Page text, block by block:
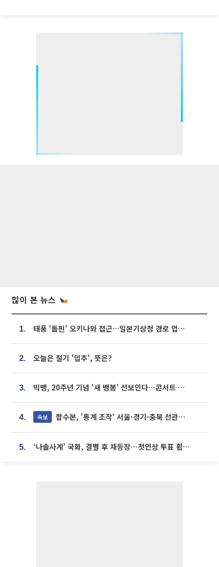
많이 본 뉴스
1. 태풍 '돌핀' 오키나와 접근…일본기상청 경로 업데이트
2. 오늘은 절기 '입추', 뜻은?
3. 빅뱅, 20주년 기념 '새 뱅봉' 선보인다⋯콘서트 앞두고 팝업 개최
4. 속보 합수본, '통계 조작' 서울·경기·충북 선관위 등 추가 압수수색
5. ‘나솔사계’ 국화, 결별 후 재등장⋯첫인상 투표 휩쓸고 ‘인기녀’ 등극